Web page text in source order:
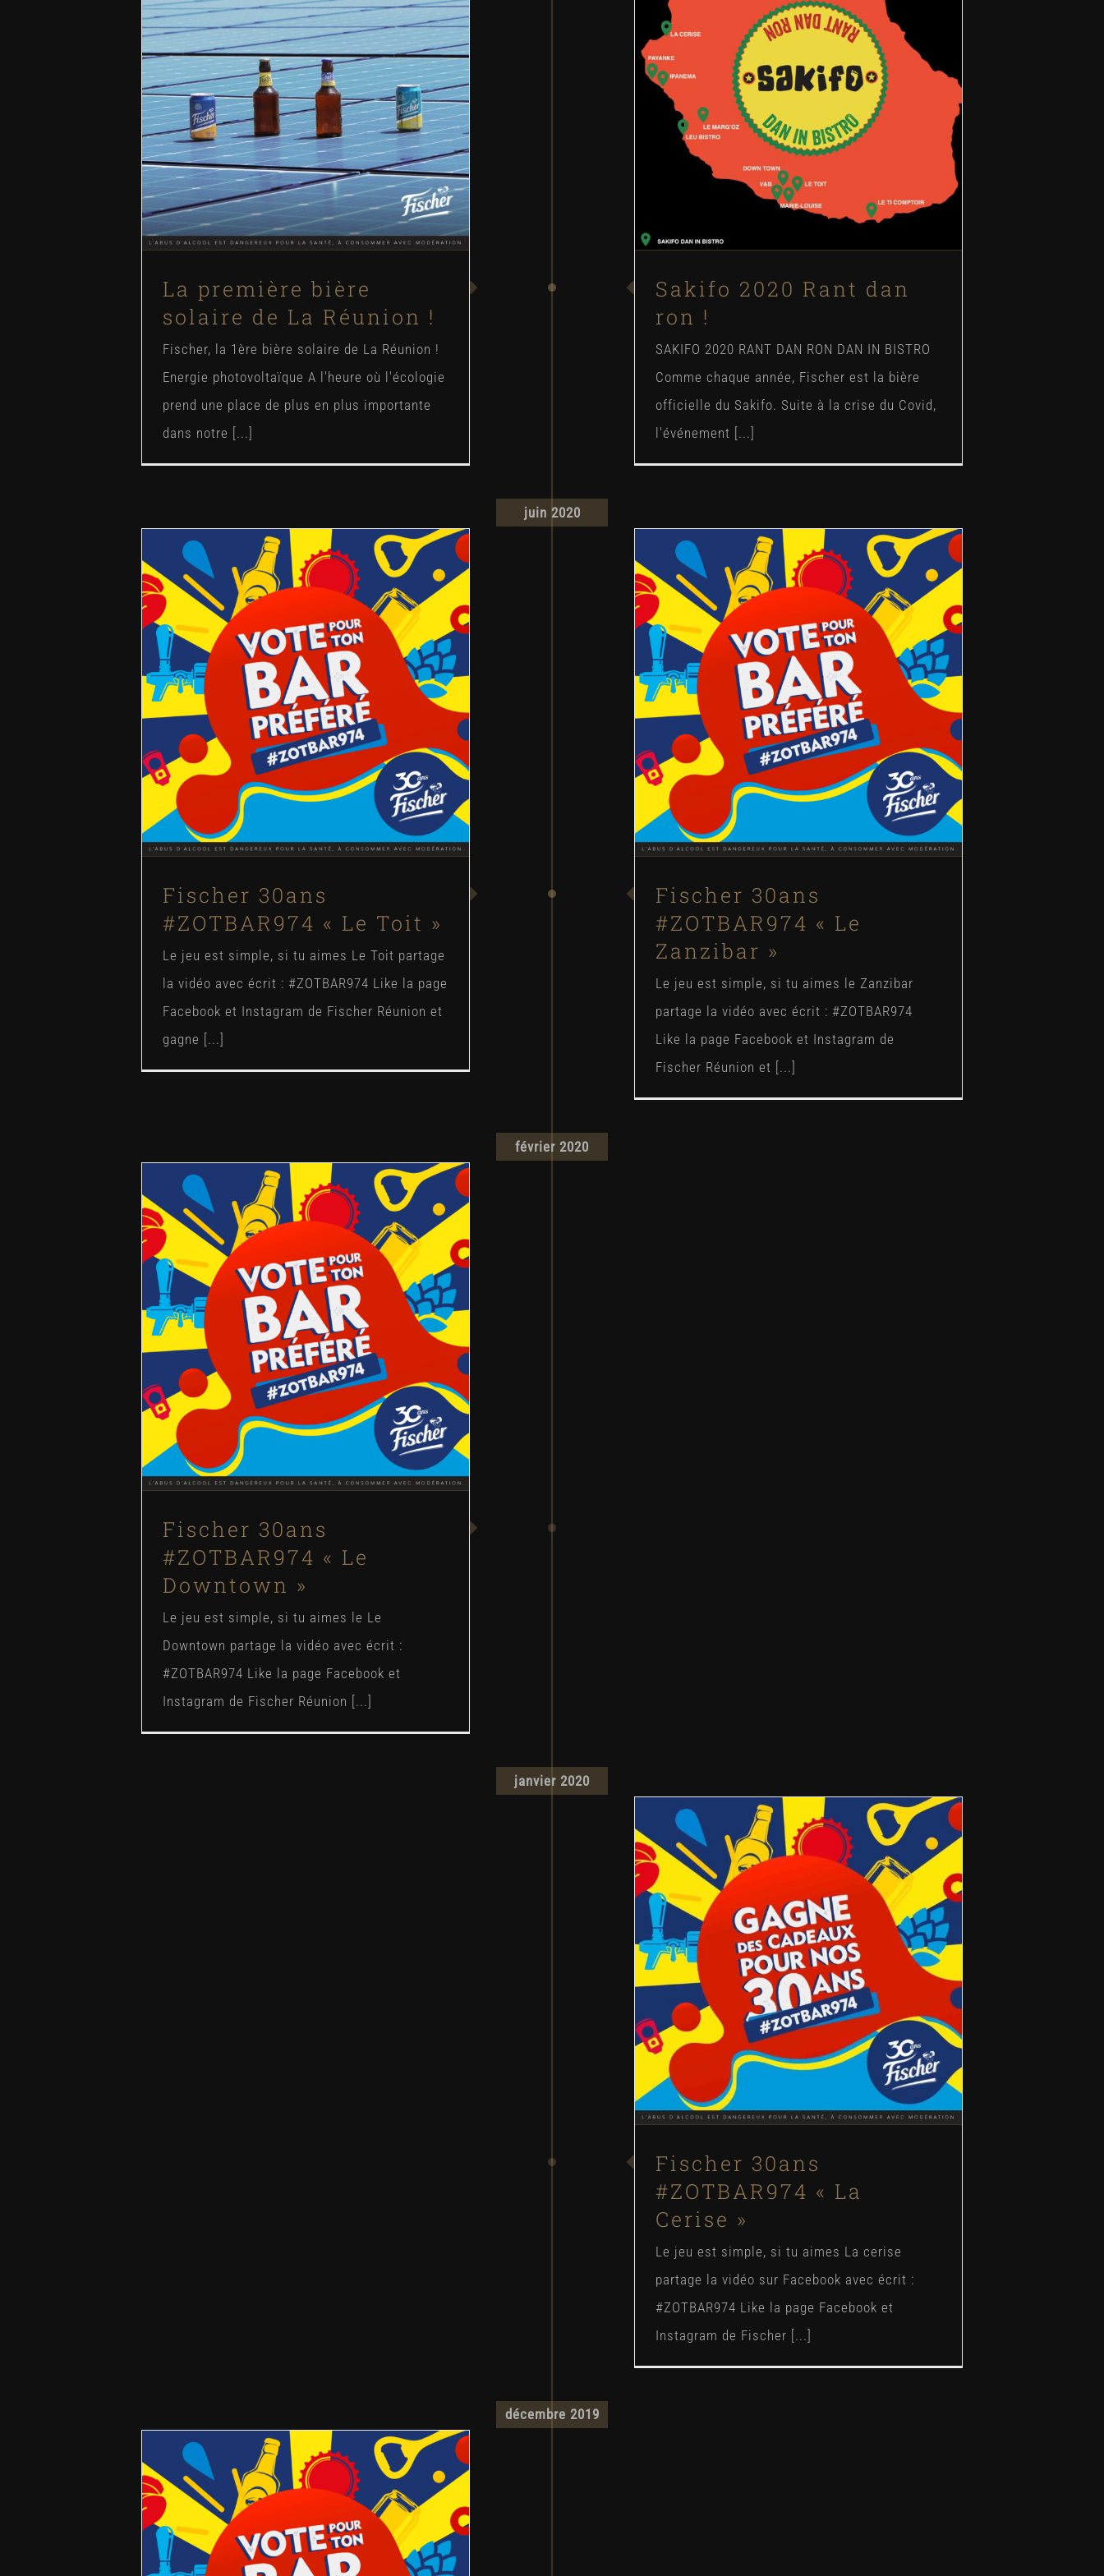
La première bière solaire de La
Réunion !
Blog News
La première bière
solaire de La Réunion !
Fischer, la 1ère bière solaire de La Réunion !
Energie photovoltaïque A l'heure où l'écologie
prend une place de plus en plus importante
dans notre [...]
Sakifo 2020 Rant dan ron !
Concerts Évènements Festivals
Sakifo 2020 Rant dan
ron !
SAKIFO 2020 RANT DAN RON DAN IN BISTRO
Comme chaque année, Fischer est la bière
officielle du Sakifo. Suite à la crise du Covid,
l'événement [...]
juin 2020
Fischer 30ans #ZOTBAR974 « Le Toit
»
Blog News ZotBar
Fischer 30ans
#ZOTBAR974 « Le Toit »
Le jeu est simple, si tu aimes Le Toit partage
la vidéo avec écrit : #ZOTBAR974 Like la page
Facebook et Instagram de Fischer Réunion et
gagne [...]
Fischer 30ans #ZOTBAR974 « Le
Zanzibar »
Blog News ZotBar
Fischer 30ans
#ZOTBAR974 « Le
Zanzibar »
Le jeu est simple, si tu aimes le Zanzibar
partage la vidéo avec écrit : #ZOTBAR974
Like la page Facebook et Instagram de
Fischer Réunion et [...]
février 2020
Fischer 30ans #ZOTBAR974 « Le
Downtown »
Non classé
Fischer 30ans
#ZOTBAR974 « Le
Downtown »
Le jeu est simple, si tu aimes le Le
Downtown partage la vidéo avec écrit :
#ZOTBAR974 Like la page Facebook et
Instagram de Fischer Réunion [...]
janvier 2020
Fischer 30ans #ZOTBAR974 « La
Cerise »
Blog Évènements News
Fischer 30ans
#ZOTBAR974 « La
Cerise »
Le jeu est simple, si tu aimes La cerise
partage la vidéo sur Facebook avec écrit :
#ZOTBAR974 Like la page Facebook et
Instagram de Fischer [...]
décembre 2019